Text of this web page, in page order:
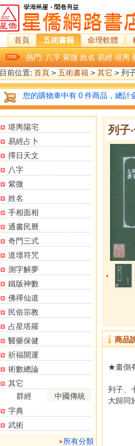
首頁 五術書籍 命理軟體
熱門: 八字 紫微 姓名 易經 堪輿
目前位置: 首頁 > 五術書籍 > 其它 > 列
您的購物車中有 0 件商品，總計
堪輿陽宅
易經占卜
擇日天文
八字
紫微
姓名
手相面相
通書民曆
奇門三式
道壇符咒
測字解夢
鐵版神數
佛禪仙道
民俗宗教
占星塔羅
醫藥保健
祈福開運
術數總論
其它
群經
中國傳統
字典
武術
所有分類
列子
商品
★畫側
列子、
大歸同